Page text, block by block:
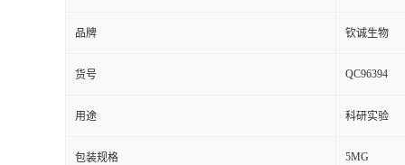
品牌 钦诚生物
货号 QC96394
用途 科研实验
包装规格 5MG